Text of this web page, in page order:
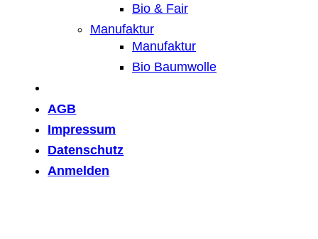
Bio & Fair
Manufaktur
Manufaktur
Bio Baumwolle
AGB
Impressum
Datenschutz
Anmelden